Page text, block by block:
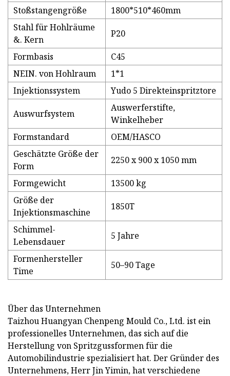
Stoßstangengröße
1800*510*460mm
Stahl für Hohlräume
&. Kern
P20
Formbasis
C45
NEIN. von Hohlraum
1*1
Injektionssystem
Yudo 5 Direkteinspritztore
Auswurfsystem
Auswerferstifte,
Winkelheber
Formstandard
OEM/HASCO
Geschätzte Größe der
Form
2250 x 900 x 1050 mm
Formgewicht
13500 kg
Größe der
Injektionsmaschine
1850T
Schimmel-
Lebensdauer
5 Jahre
Formenhersteller
Time
50–90 Tage
Über das Unternehmen
Taizhou Huangyan Chenpeng Mould Co., Ltd. ist ein
professionelles Unternehmen, das sich auf die
Herstellung von Spritzgussformen für die
Automobilindustrie spezialisiert hat. Der Gründer des
Unternehmens, Herr Jin Yimin, hat verschiedene